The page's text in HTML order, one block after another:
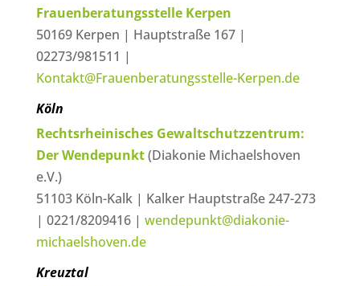
Frauenberatungsstelle Kerpen
50169 Kerpen | Hauptstraße 167 |
02273/981511 |
Kontakt@Frauenberatungsstelle-Kerpen.de
Köln
Rechtsrheinisches Gewaltschutzzentrum:
Der Wendepunkt(Diakonie Michaelshoven
e.V.)
51103 Köln-Kalk | Kalker Hauptstraße 247-273
| 0221/8209416 | wendepunkt@diakonie-
michaelshoven.de
Kreuztal